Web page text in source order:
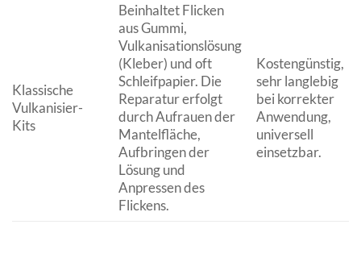
Klassische
Vulkanisier-
Kits
Beinhaltet Flicken
aus Gummi,
Vulkanisationslösung
(Kleber) und oft
Schleifpapier. Die
Reparatur erfolgt
durch Aufrauen der
Mantelfläche,
Aufbringen der
Lösung und
Anpressen des
Flickens.
Kostengünstig,
sehr langlebig
bei korrekter
Anwendung,
universell
einsetzbar.